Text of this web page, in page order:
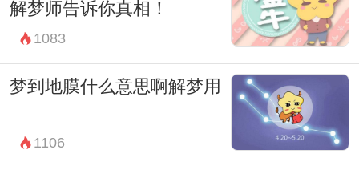
最后，房屋倒塌也可能暗示着个人生活中某
种重要方面的崩溃和瓦解。在梦境中，房屋
的倒塌往往伴随着一种严重的破坏和灾难，
这种破坏可能是来自外部环境的，也可能是
来自内心的。当我们梦见房屋倒塌时，可能
解梦师告诉你真相！
1083
梦到地膜什么意思啊解梦用
1106